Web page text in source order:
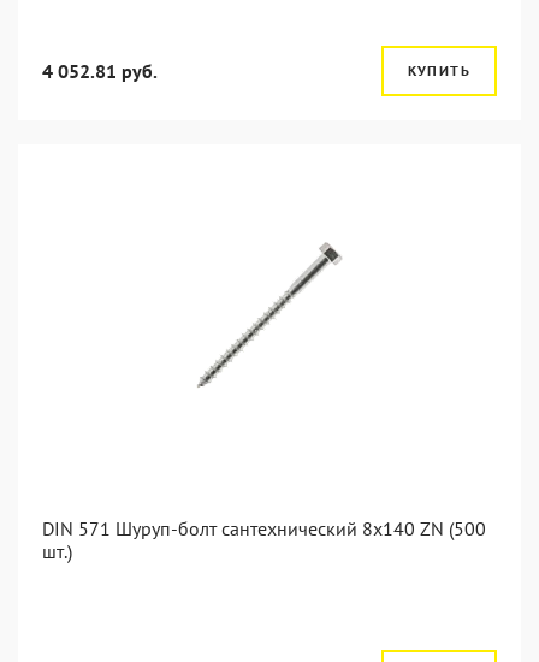
4 052.81 руб. КУПИТЬ
DIN 571 Шуруп-болт сантехнический 8x140 ZN (500
шт.)